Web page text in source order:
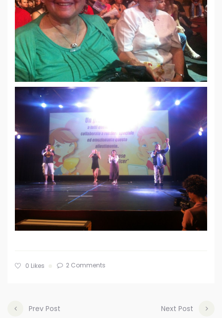
0 Likes 2 Comments
Prev Post Next Post